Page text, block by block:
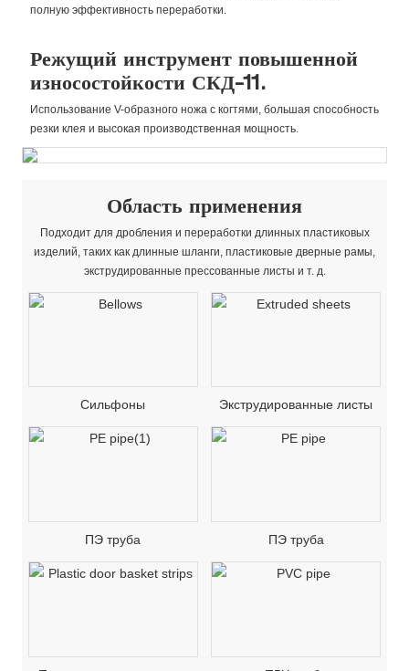
полную эффективность переработки.
Режущий инструмент повышенной
износостойкости СКД-11.
Использование V-образного ножа с когтями, большая способность
резки клея и высокая производственная мощность.
Область применения
Подходит для дробления и переработки длинных пластиковых
изделий, таких как длинные шланги, пластиковые дверные рамы,
экструдированные прессованные листы и т. д.
Сильфоны Экструдированные листы
ПЭ труба ПЭ труба